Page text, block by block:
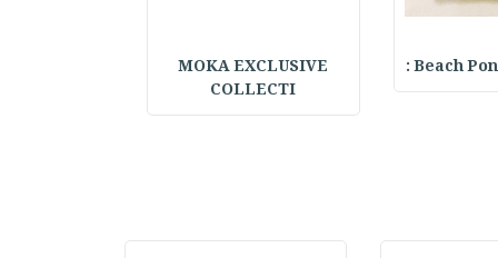
Beach
MOKA EXCLUSIVE
COLLECTI